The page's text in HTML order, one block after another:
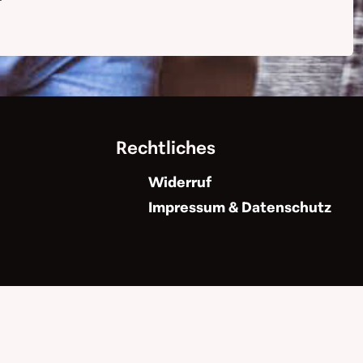
Rechtliches
Widerruf
Impressum & Datenschutz